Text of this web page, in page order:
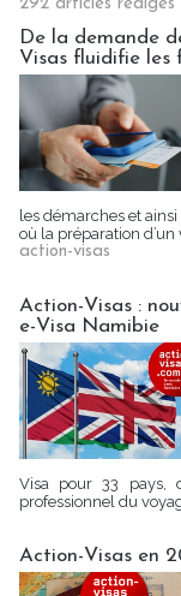
292 articles
De la demande
Visas fluidifie les
les démarches et
où la préparation d’un
action-visas
Action-Visas :
e-Visa Namibie
Visa pour 33 pays,
professionnel du
Action-Visas en